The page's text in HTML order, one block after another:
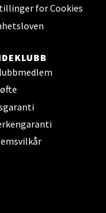
for Cookies
Steinkjer